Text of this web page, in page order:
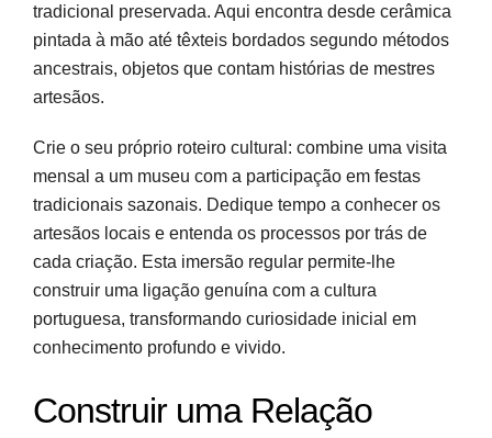
tradicional preservada. Aqui encontra desde cerâmica
pintada à mão até têxteis bordados segundo métodos
ancestrais, objetos que contam histórias de mestres
artesãos.
Crie o seu próprio roteiro cultural: combine uma visita
mensal a um museu com a participação em festas
tradicionais sazonais. Dedique tempo a conhecer os
artesãos locais e entenda os processos por trás de
cada criação. Esta imersão regular permite-lhe
construir uma ligação genuína com a cultura
portuguesa, transformando curiosidade inicial em
conhecimento profundo e vivido.
Construir uma Relação